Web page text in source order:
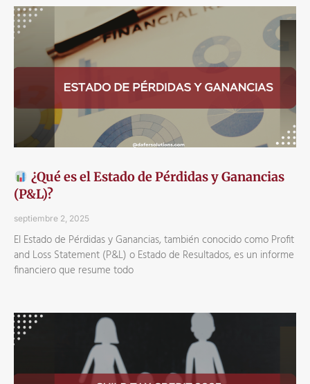
¿Qué es el Estado de Pérdidas y Ganancias
(P&L)?
septiembre 2, 2025
El Estado de Pérdidas y Ganancias, también conocido como Profit
and Loss Statement (P&L) o Estado de Resultados, es un informe
financiero que resume todo